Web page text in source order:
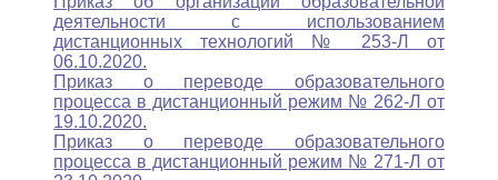
деятельности с использованием
дистанционных технологий № 253-Л от
06.10.2020.
Приказ о переводе образовательного
процесса в дистанционный режим № 262-Л от
19.10.2020.
Приказ о переводе образовательного
процесса в дистанционный режим № 271-Л от